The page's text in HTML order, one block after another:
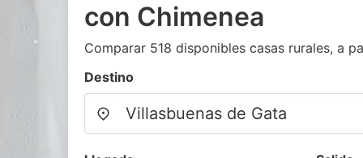
con Chimenea
Comparar 518 disponibles casas rurales, a
Destino